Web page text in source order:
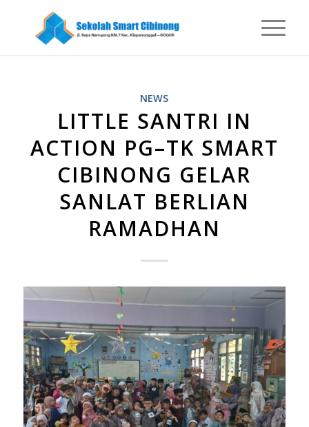
NEWS
LITTLE SANTRI IN
ACTION PG–TK SMART
CIBINONG GELAR
SANLAT BERLIAN
RAMADHAN